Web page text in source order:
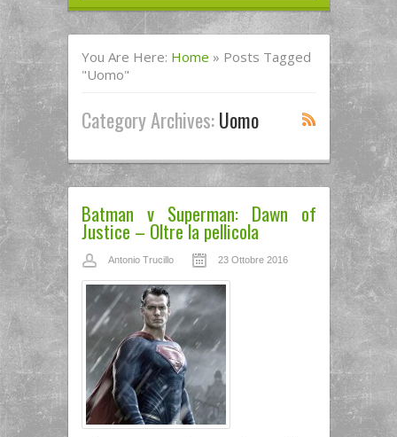
You Are Here: Home » Posts Tagged
"uomo"
Category Archives:Uomo
Batman v Superman: Dawn of
Justice – Oltre la pellicola
Antonio Trucillo 23 Ottobre 2016